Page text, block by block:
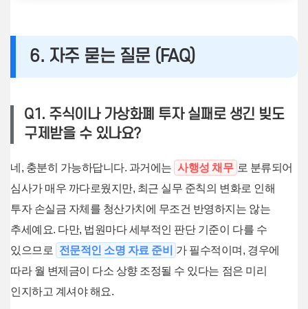
6. 자주 묻는 질문 (FAQ)
Q1. 주식이나 가상화폐 투자 실패로 생긴 빚도
구제받을 수 있나요?
네, 충분히 가능하답니다. 과거에는 사행성 채무 로 분류되어
심사가 매우 까다로웠지만, 최근 실무 준칙의 변화로 인해
투자 손실금 자체를 청산가치에 무조건 반영하지는 않는
추세예요. 다만, 법원마다 세부적인 판단 기준이 다를 수
있으므로
전문적인 소명 자료 준비
가 필수적이며, 경우에
따라 월 변제금이 다소 상향 조정될 수 있다는 점은 미리
인지하고 계셔야 해요.